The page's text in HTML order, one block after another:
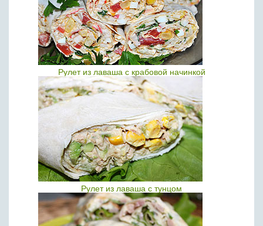
Рулет из лаваша с крабовой начинкой
Рулет из лаваша с тунцом